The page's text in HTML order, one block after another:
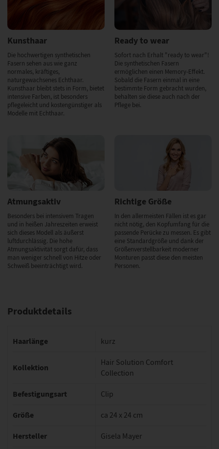
Kunsthaar
Die hochwertigen synthetischen
Fasern sehen aus wie ganz
normales, kräftiges,
naturgewachsenes Echthaar.
Kunsthaar bleibt stets in Form, bietet
intensive Farben, ist besonders
pflegeleicht und kostengünstiger als
Modelle mit Echthaar.
Ready to wear
Sofort nach Erhalt "ready to wear"!
Die synthetischen Fasern
ermöglichen einen Memory-Effekt.
Sobald die Fasern einmal in eine
bestimmte Form gebracht wurden,
behalten sie diese auch nach der
Pflege bei.
Atmungsaktiv
Besonders bei intensivem Tragen
und in heißen Jahreszeiten erweist
sich dieses Modell als äußerst
luftdurchlässig. Die hohe
Atmungsaktivität sorgt dafür, dass
man weniger schnell von Hitze oder
Schweiß beeinträchtigt wird.
Richtige Größe
In den allermeisten Fällen ist es gar
nicht nötig, den Kopfumfang für die
passende Perücke zu messen. Es gibt
eine Standardgröße und dank der
Größenverstellbarkeit moderner
Monturen passt diese den meisten
Personen.
Produktdetails
Haarlänge kurz
Kollektion
Hair Solution Comfort
Collection
Befestigungsart Clip
Größe ca 24 x 24 cm
Hersteller Gisela Mayer